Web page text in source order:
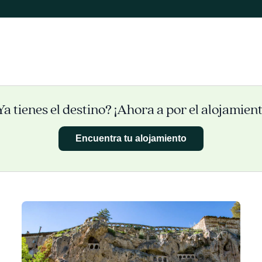
tienes el destino? ¡Ahora a por el
Encuentra tu alojamiento